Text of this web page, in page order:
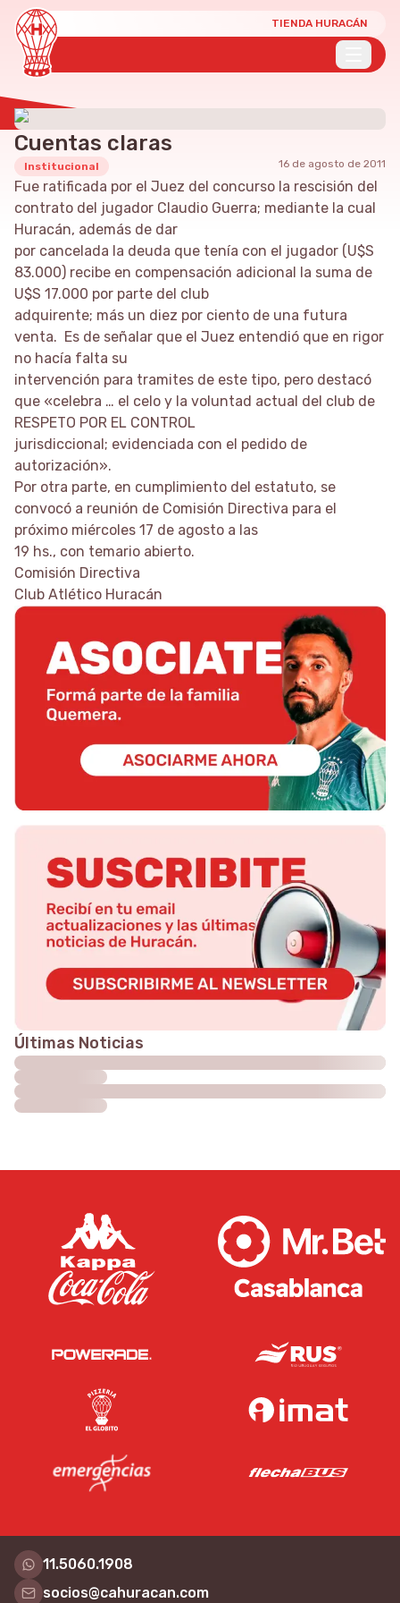
TIENDA HURACÁN
Cuentas claras
Institucional 16 de agosto de 2011
Fue ratificada por el Juez del concurso la rescisión del
contrato del jugador Claudio Guerra; mediante la cual
Huracán, además de dar
por cancelada la deuda que tenía con el jugador (U$S
83.000) recibe en compensación adicional la suma de
U$S 17.000 por parte del club
adquirente; más un diez por ciento de una futura
venta. Es de señalar que el Juez entendió que en rigor
no hacía falta su
intervención para tramites de este tipo, pero destacó
que «celebra … el celo y la voluntad actual del club de
RESPETO POR EL CONTROL
jurisdiccional; evidenciada con el pedido de
autorización».
Por otra parte, en cumplimiento del estatuto, se
convocó a reunión de Comisión Directiva para el
próximo miércoles 17 de agosto a las
19 hs., con temario abierto.
Comisión Directiva
Club Atlético Huracán
Últimas Noticias
11.5060.1908
socios@cahuracan.com